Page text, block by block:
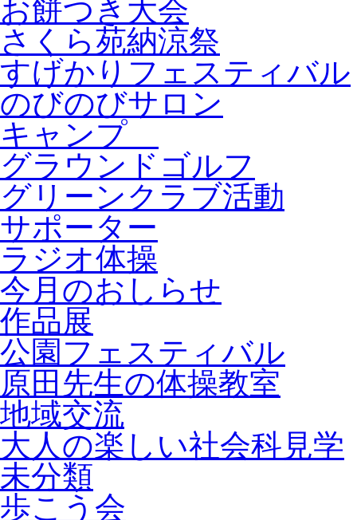
お餅つき大会
さくら苑納涼祭
すげかりフェスティバル
のびのびサロン
キャンプ
グラウンドゴルフ
グリーンクラブ活動
サポーター
ラジオ体操
今月のおしらせ
作品展
公園フェスティバル
原田先生の体操教室
地域交流
大人の楽しい社会科見学
未分類
歩こう会